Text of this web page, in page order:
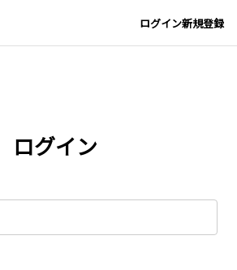
ログイン新規登録
ログイン